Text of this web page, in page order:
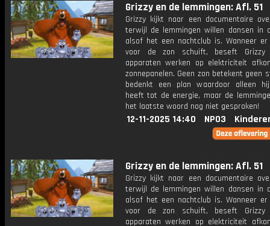
Grizzy en de lemmingen: Afl. 51
Grizzy kijkt naar een documentaire
terwijl de lemmingen willen dansen in
alsof het een nachtclub is. Wanneer
voor de zon schuift, beseft
apparaten werken op elektriciteit
zonnepanelen. Geen zon betekent geen
bedenkt een plan waardoor alleen
heeft tot de energie, maar de
het laatste woord nog niet gesproken!
12-11-2025 14:40 NPO3
Grizzy en de lemmingen: Afl. 51
Grizzy kijkt naar een documentaire
terwijl de lemmingen willen dansen in
alsof het een nachtclub is. Wanneer
voor de zon schuift, beseft
apparaten werken op elektriciteit